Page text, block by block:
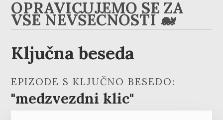
OPRAVIČUJEMO SE ZA
VSE NEVŠEČNOSTI 🐋
Ključna beseda
EPIZODE S KLJUČNO BESEDO:
"medzvezdni klic"